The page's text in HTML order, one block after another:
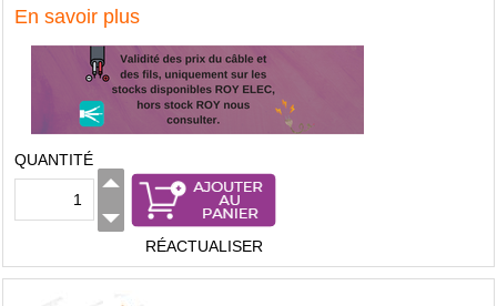
En savoir plus
QUANTITÉ
RÉACTUALISER